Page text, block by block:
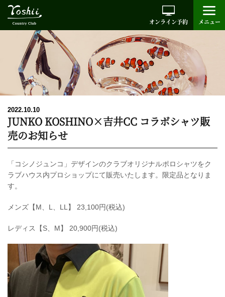
オンライン予約 メニュー
2022.10.10
JUNKO KOSHINO×吉井CC コラボシャツ販
売のお知らせ
「コシノジュンコ」デザインのクラブオリジナルポロシャツをク
ラブハウス内プロショップにて販売いたします。限定品となりま
す。
メンズ【M、L、LL】 23,100円(税込)
レディス【S、M】 20,900円(税込)